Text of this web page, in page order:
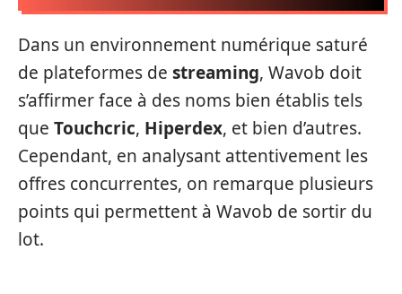
Dans un environnement numérique saturé
de plateformes de streaming, Wavob doit
s’affirmer face à des noms bien établis tels
que Touchcric, Hiperdex, et bien d’autres.
Cependant, en analysant attentivement les
offres concurrentes, on remarque plusieurs
points qui permettent à Wavob de sortir du
lot.